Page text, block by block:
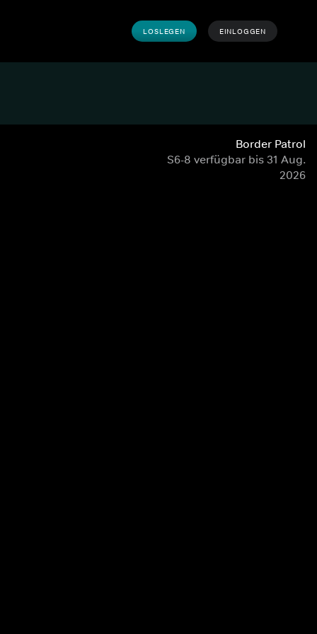
LOSLEGEN EINLOGGEN
Border Patrol
S6-8 verfügbar bis 31 Aug.
2026